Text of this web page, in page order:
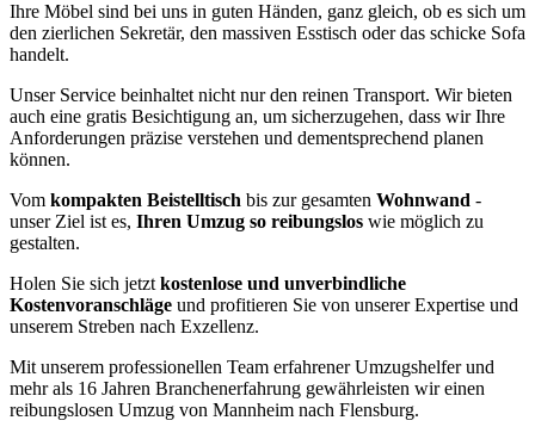
Ihre Möbel sind bei uns in guten Händen, ganz gleich, ob es sich um
den zierlichen Sekretär, den massiven Esstisch oder das schicke Sofa
handelt.
Unser Service beinhaltet nicht nur den reinen Transport. Wir bieten
auch eine gratis Besichtigung an, um sicherzugehen, dass wir Ihre
Anforderungen präzise verstehen und dementsprechend planen
können.
Vom kompakten Beistelltisch bis zur gesamten Wohnwand -
unser Ziel ist es, Ihren Umzug so reibungslos wie möglich zu
gestalten.
Holen Sie sich jetzt kostenlose und unverbindliche
Kostenvoranschläge und profitieren Sie von unserer Expertise und
unserem Streben nach Exzellenz.
Mit unserem professionellen Team erfahrener Umzugshelfer und
mehr als 16 Jahren Branchenerfahrung gewährleisten wir einen
reibungslosen Umzug von Mannheim nach Flensburg.